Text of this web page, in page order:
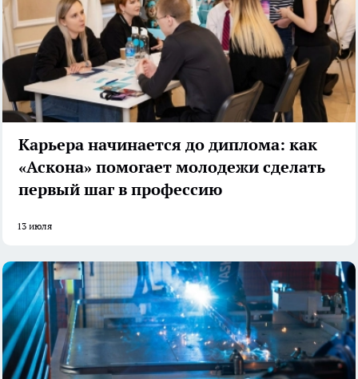
Карьера начинается до диплома: как
«Аскона» помогает молодежи сделать
первый шаг в профессию
13 июля